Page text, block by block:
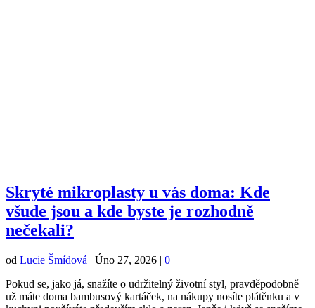
Skryté mikroplasty u vás doma: Kde
všude jsou a kde byste je rozhodně
nečekali?
od Lucie Šmídová | Úno 27, 2026 | 0 |
Pokud se, jako já, snažíte o udržitelný životní styl, pravděpodobně
už máte doma bambusový kartáček, na nákupy nosíte plátěnku a v